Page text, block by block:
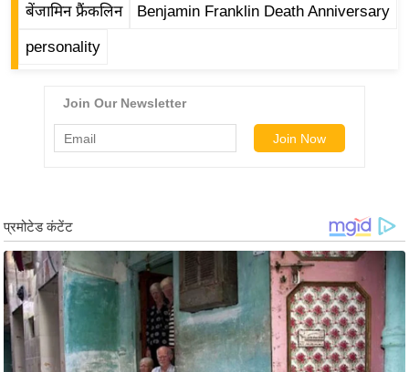
वु
मी
क्षा
B
r
e
a
बेंजामिन फ्रैंकलिन Benjamin Franklin Death Anniversary
personality